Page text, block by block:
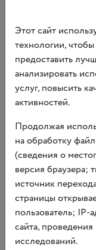
Linkin Park.
Scorpions.
Aerosmith. I
Aerosmith.
Coldplay. Viva
Сергей Арцибашев
виртуоз,
победитель
телевизионных
Этот сайт
технологии,
предоставить
анализировать
услуг, повысить
активностей.
Продолжая
на обработку
(сведения о
версия браузера;
источник
страницы
пользователь; IP-
сайта, проведения
исследований.